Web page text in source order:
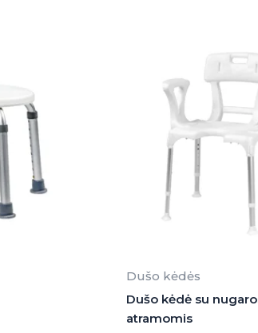
Dušo kėdės
Dušo kėdė su
atramomis